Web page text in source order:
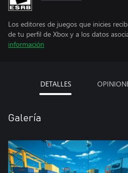
Los editores de juegos que inicies
de tu perfil de Xbox y a los datos
información
DETALLES
Galería